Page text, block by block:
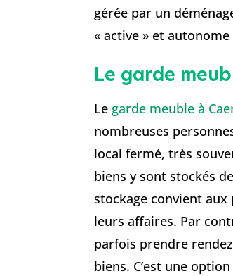
gérée par un
« active » et
Le garde
Le garde meuble à
nombreuses
local fermé, très
biens y sont stockés
stockage convient aux
leurs affaires. Par
parfois prendre
biens. C’est une